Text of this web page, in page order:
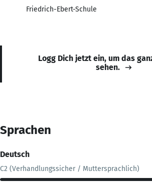
Friedrich-Ebert-Schule
Logg Dich jetzt ein, um das
sehen.
Sprachen
Deutsch
C2 (Verhandlungssicher / Muttersprachlich)